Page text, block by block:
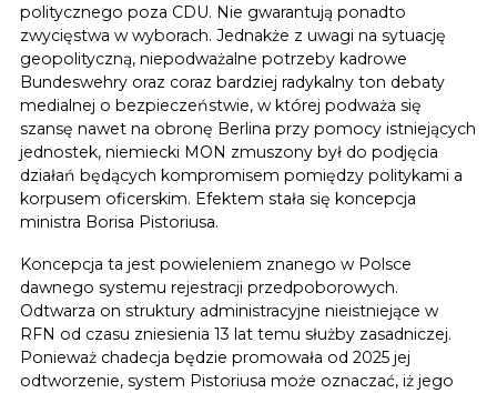
politycznego poza CDU. Nie gwarantują ponadto
zwycięstwa w wyborach. Jednakże z uwagi na sytuację
geopolityczną, niepodważalne potrzeby kadrowe
Bundeswehry oraz coraz bardziej radykalny ton debaty
medialnej o bezpieczeństwie, w której podważa się
szansę nawet na obronę Berlina przy pomocy istniejących
jednostek, niemiecki MON zmuszony był do podjęcia
działań będących kompromisem pomiędzy politykami a
korpusem oficerskim. Efektem stała się koncepcja
ministra Borisa Pistoriusa.
Koncepcja ta jest powieleniem znanego w Polsce
dawnego systemu rejestracji przedpoborowych.
Odtwarza on struktury administracyjne nieistniejące w
RFN od czasu zniesienia 13 lat temu służby zasadniczej.
Ponieważ chadecja będzie promowała od 2025 jej
odtworzenie, system Pistoriusa może oznaczać, iż jego